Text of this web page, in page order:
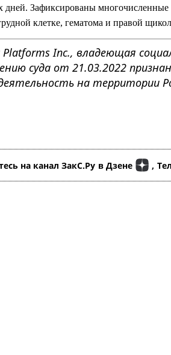
дней. Зафиксированы
клетке, гематома и правой
Inc., владеющая
суда от 21.03.2022
на территории
на канал ЗакС.Ру в Дзене ,